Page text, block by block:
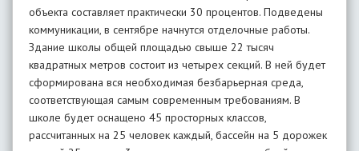
объекта составляет практически 30 процентов. Подведены
коммуникации, в сентябре начнутся отделочные работы.
Здание школы общей площадью свыше 22 тысяч
квадратных метров состоит из четырех секций. В ней будет
сформирована вся необходимая безбарьерная среда,
соответствующая самым современным требованиям. В
школе будет оснащено 45 просторных классов,
рассчитанных на 25 человек каждый, бассейн на 5 дорожек